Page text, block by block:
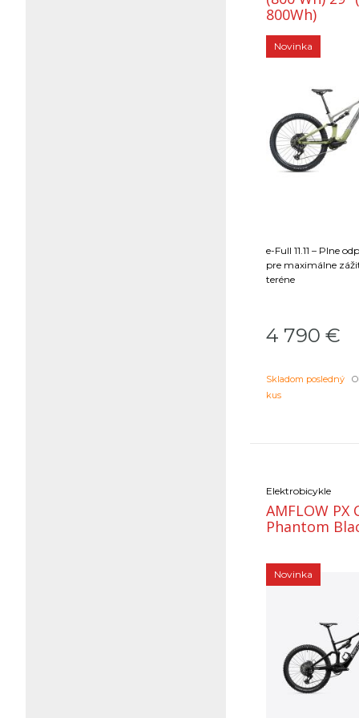
800Wh)
Novinka
e-Full 11.11 – Plne
pre maximálne
teréne
4 790 €
Skladom posledný
kus
Elektrobicykle
AMFLOW PX
Phantom
Novinka